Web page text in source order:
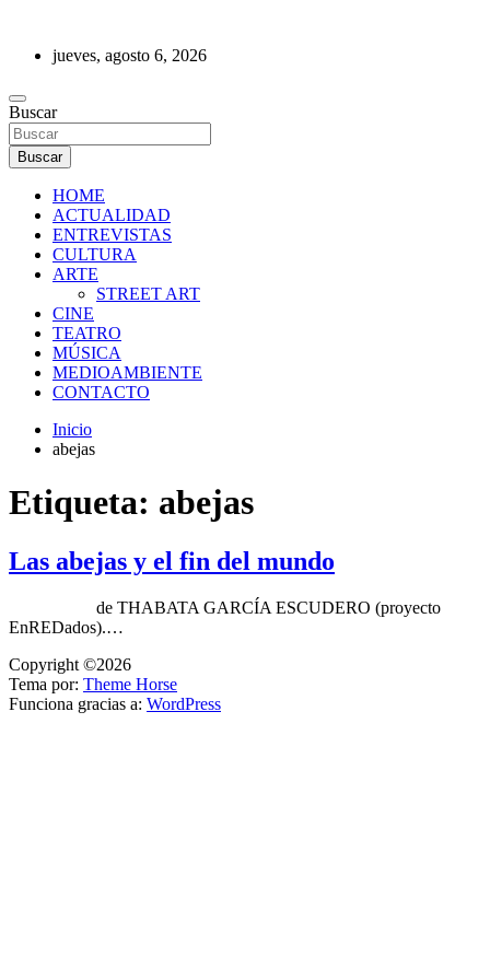
contenidojueves, agosto 6, 2026
REVISTA DE PRENSA
Buscar
Buscar
HOME
ACTUALIDAD
ENTREVISTAS
CULTURA
ARTE
STREET ART
CINE
TEATRO
MÚSICA
MEDIOAMBIENTE
CONTACTO
Inicio
abejas
Etiqueta: abejas
Las abejas y el fin del mundo
de THABATA GARCÍA ESCUDERO (proyecto
EnREDados).…
Copyright ©2026
Tema por: Theme Horse
Funciona gracias a: WordPress